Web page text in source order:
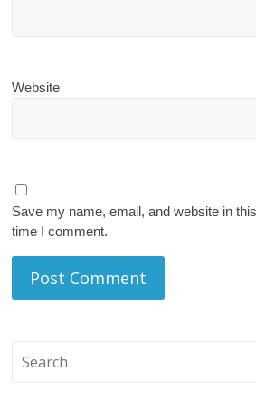
Website
Save my name, email, and website in
time I comment.